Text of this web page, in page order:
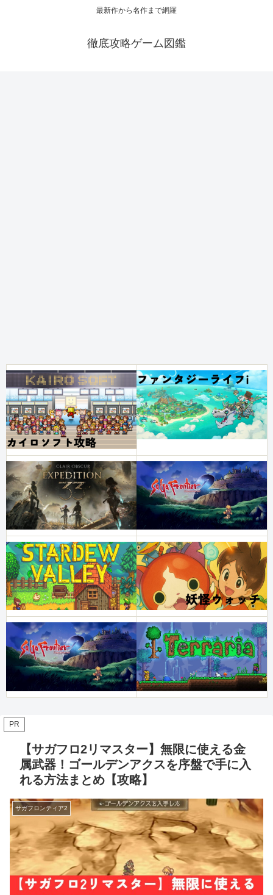
最新作から名作まで網羅
徹底攻略ゲーム図鑑
PR
【サガフロ2リマスター】無限に使える金
属武器！ゴールデンアクスを序盤で手に入
れる方法まとめ【攻略】
サガフロンティア2